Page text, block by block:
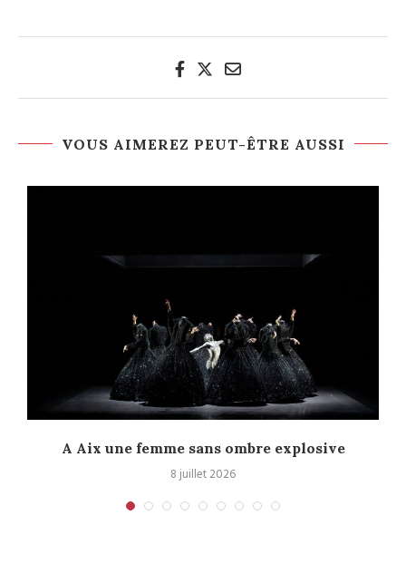
VOUS AIMEREZ PEUT-ÊTRE AUSSI
A Aix une femme sans ombre explosive
8 juillet 2026